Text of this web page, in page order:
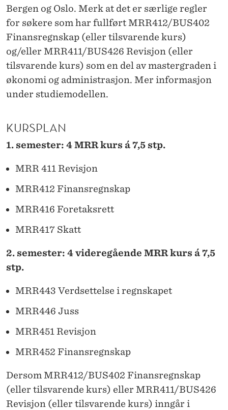
G
M
R
R
2
Bergen og Oslo. Merk at det er særlige regler
for søkere som har fullført MRR412/BUS402
Finansregnskap (eller tilsvarende kurs)
og/eller MRR411/BUS426 Revisjon (eller
tilsvarende kurs) som en del av mastergraden i
økonomi og administrasjon. Mer informasjon
under studiemodellen.
KURSPLAN
1. semester: 4 MRR kurs á 7,5 stp.
MRR 411 Revisjon
MRR412 Finansregnskap
MRR416 Foretaksrett
MRR417 Skatt
2. semester: 4 videregående MRR kurs á 7,5
stp.
MRR443 Verdsettelse i regnskapet
MRR446 Juss
MRR451 Revisjon
MRR452 Finansregnskap
Dersom MRR412/BUS402 Finansregnskap
(eller tilsvarende kurs) eller MRR411/BUS426
Revisjon (eller tilsvarende kurs) inngår i